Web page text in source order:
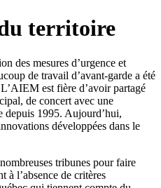
territoire
des mesures d’urgence et
de travail d’avant-garde a été
est fière d’avoir partagé
de concert avec une
depuis 1995. Aujourd’hui,
développées dans le
tribunes pour faire
à l’absence de critères